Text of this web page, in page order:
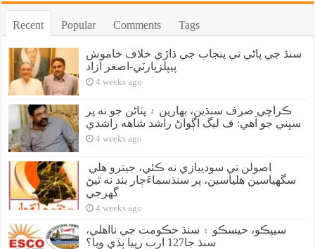
Recent Popular Comments Tags
سنڌ جي پاڻي تي پنجاب جي ڌاڙي خلاف خاموش
پيپلزپارٽي-اصغر آزاد
4 weeks ago
ڪراچي صرف سنڌين، بهارين ۽ پٺاڻن جو نه پر
سڀني جو آهي: ف ليگ اڳواڻ راشد شاهه راشدي
4 weeks ago
سگهياسين هلياسين، پر سنڌسماءَچار بند نه ٿيڻ
گهرجي
4 weeks ago
سيپڪو، حيسڪو ۽ سنڌ حڪومت جي نااهلي،
سنڌ جا127 ارب رپيا ٻڏي ويا؟